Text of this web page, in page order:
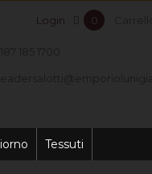
Login 0
Tessuti